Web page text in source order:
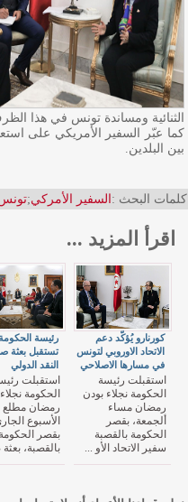
الثنائية ومساندة تونس في هذا
كما عبّر السفير الأمريكي على
بين البلدين.
كلمات البحث : السفير الأمركي;
اقرأ المزيد ...
رئيسة
تستقبل بعثة
النقد الدولي
استقبلت
الحكومة
رمضان مطلع
الأسبوع
بقصر الحكومة
بالقصبة،
كورنارو يُؤكّد دعم
الاتحاد الاوروبي لتونس
في مسارها الاصلاحي
استقبلت رئيسة
الحكومة نجلاء بودن
رمضان مساء
ألجمعة، بقصر
الحكومة بالقصبة
سفير الاتحاد الأو ...